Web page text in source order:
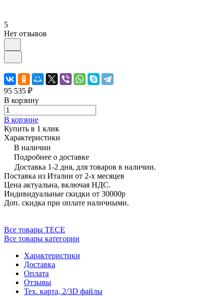
5
Нет отзывов
95 535 ₽
В корзину
В корзине
Купить в 1 клик
Характеристики
В наличии
Подробнее о доставке
Доставка 1-2 дня, для товаров в наличии.
Поставка из Италии от 2-х месяцев
Цена актуальна, включая НДС.
Индивидуальные скидки от 30000р
Доп. скидка при оплате наличными.
Все товары TECE
Все товары категории
Характеристики
Доставка
Оплата
Отзывы
Тех. карта, 2/3D файлы